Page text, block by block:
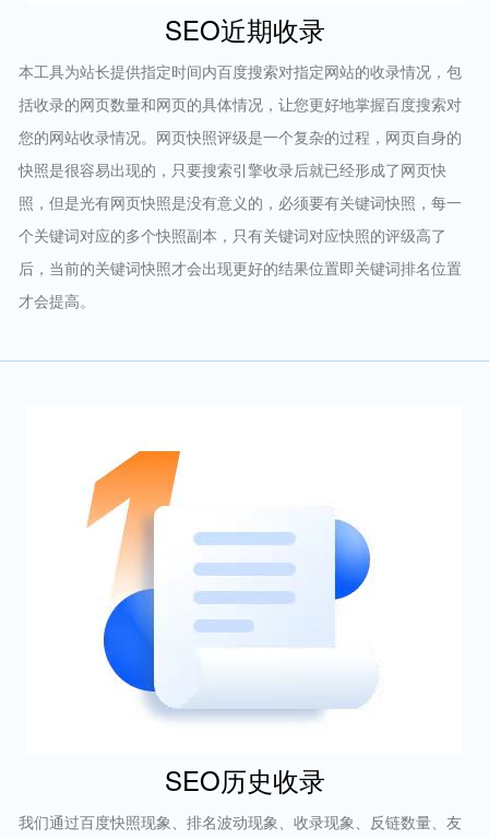
SEO近期收录
本工具为站长提供指定时间内百度搜索对指定网站的收录情况，包
括收录的网页数量和网页的具体情况，让您更好地掌握百度搜索对
您的网站收录情况。网页快照评级是一个复杂的过程，网页自身的
快照是很容易出现的，只要搜索引擎收录后就已经形成了网页快
照，但是光有网页快照是没有意义的，必须要有关键词快照，每一
个关键词对应的多个快照副本，只有关键词对应快照的评级高了
后，当前的关键词快照才会出现更好的结果位置即关键词排名位置
才会提高。
SEO历史收录
我们通过百度快照现象、排名波动现象、收录现象、反链数量、友